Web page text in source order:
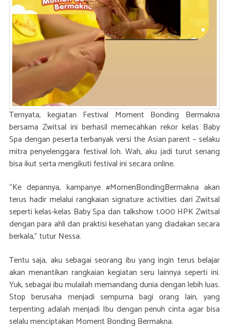
Ternyata, kegiatan Festival Moment Bonding Bermakna
bersama Zwitsal ini berhasil memecahkan rekor kelas Baby
Spa dengan peserta terbanyak versi the Asian parent – selaku
mitra penyelenggara festival loh. Wah, aku jadi turut senang
bisa ikut serta mengikuti festival ini secara online.
“Ke depannya, kampanye #MomenBondingBermakna akan
terus hadir melalui rangkaian signature activities dari Zwitsal
seperti kelas-kelas Baby Spa dan talkshow 1.000 HPK Zwitsal
dengan para ahli dan praktisi kesehatan yang diadakan secara
berkala,” tutur Nessa.
Tentu saja, aku sebagai seorang ibu yang ingin terus belajar
akan menantikan rangkaian kegiatan seru lainnya seperti ini.
Yuk, sebagai ibu mulailah memandang dunia dengan lebih luas.
Stop berusaha menjadi sempurna bagi orang lain, yang
terpenting adalah menjadi Ibu dengan penuh cinta agar bisa
selalu menciptakan Moment Bonding Bermakna.